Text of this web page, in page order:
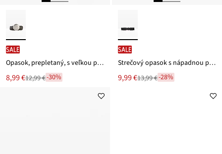
SALE
Opasok, prepletaný, s veľkou prackou
Nová
cena
8,99 €
Zľava12,99 €-30%
SALE
Strečový opasok s nápadnou prackou
Nová
cena
9,99 €
Zľava13,99 €-28%